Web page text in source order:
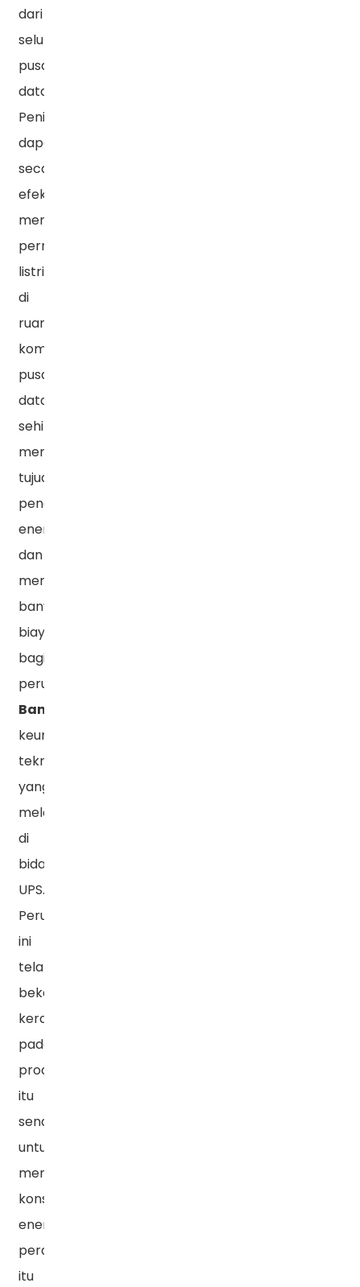
dari
seluruh
pusat
data.
Peningkatan
dapat
secara
efektif
mengurangi
permintaan
listrik
di
ruang
komputer
pusat
data,
sehingga
mencapai
tujuan
penghematan
energi
dan
menghemat
banyak
biaya
bagi
perusahaan.
Banatton
keunggulan
teknis
yang
melekat
di
bidang
UPS.
Perusahaan
ini
telah
bekerja
keras
pada
produk
itu
sendiri
untuk
mengurangi
konsumsi
energi
peralatan
itu